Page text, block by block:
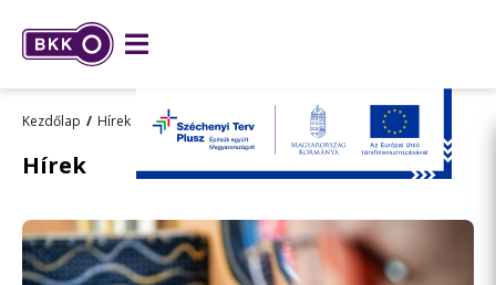
Kezdőlap Hírek Közlemények
Hírek